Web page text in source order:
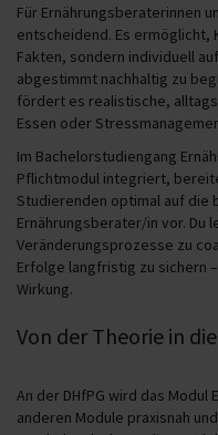
Für Ernährungsberaterinnen
entscheidend. Es ermöglicht,
Fakten, sondern individuell
abgestimmt nachhaltig zu
fördert es realistische,
Essen oder
Im Bachelorstudiengang
Pflichtmodul integriert,
Studierenden optimal auf die
Ernährungsberater/in vor. Du
Veränderungsprozesse zu
Erfolge langfristig zu sichern
Wirkung.
Von der Theorie in
An der DHfPG wird das
anderen Module praxisnah